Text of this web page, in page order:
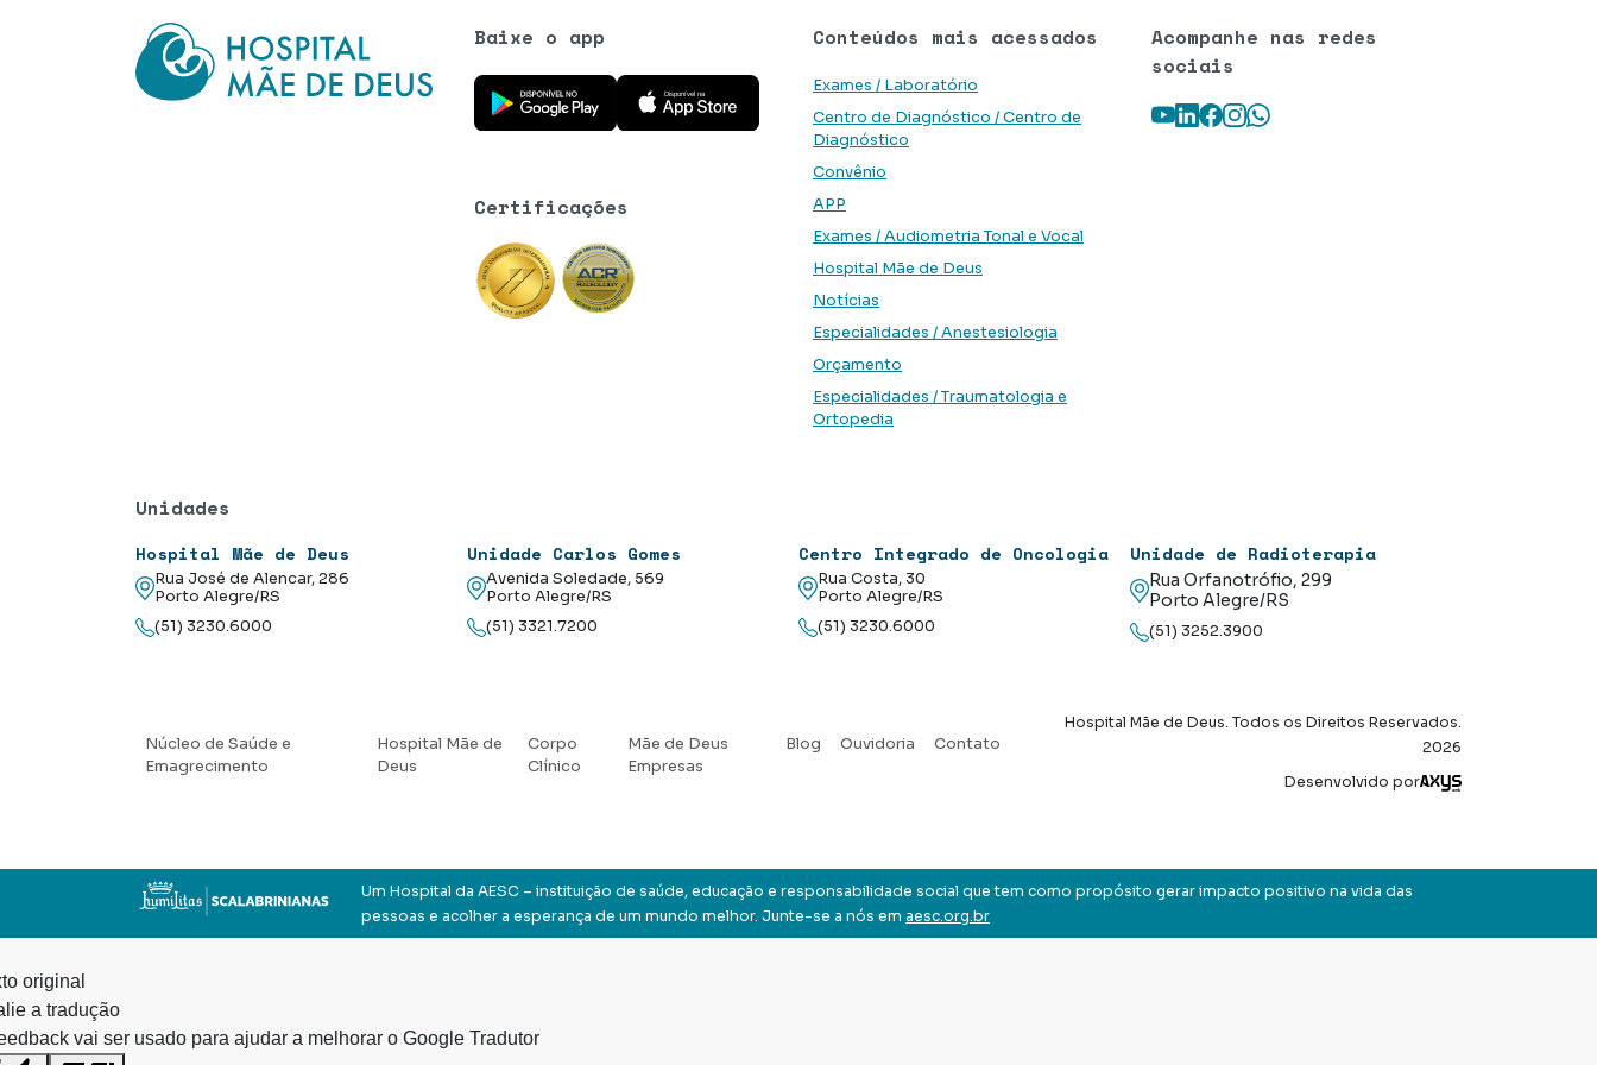
Conteúdos mais acessados
Exames / Laboratório
Centro de Diagnóstico / Centro de
Diagnóstico
Convênio
APP
Exames / Audiometria Tonal e Vocal
Hospital Mãe de Deus
Notícias
Especialidades / Anestesiologia
Orçamento
Especialidades / Traumatologia e
Ortopedia
Baixe o app
Baixe o aplicativo na Google Play Store
Baixe o aplicativo na App Store
Certificações
Acompanhe nas redes
sociais
Youtube
LinkedIn
Facebook
Instagram
WhatsApp
Unidades
Hospital Mãe de Deus
Rua José de Alencar, 286
Porto Alegre/RS
(51) 3230.6000
Unidade Carlos Gomes
Avenida Soledade, 569
Porto Alegre/RS
(51) 3321.7200
Centro Integrado de Oncologia
Rua Costa, 30
Porto Alegre/RS
(51) 3230.6000
Unidade de Radioterapia
Rua Orfanotrófio, 299
Porto Alegre/RS
(51) 3252.3900
Núcleo de Saúde e
Emagrecimento
Hospital Mãe de
Deus
Corpo
Clínico
Mãe de Deus
Empresas
Blog Ouvidoria Contato
Hospital Mãe de Deus. Todos os Direitos Reservados.
2026
Desenvolvido por
Axysweb
Um Hospital da AESC – instituição de saúde, educação e responsabilidade social que tem como propósito gerar impacto positivo na vida das
pessoas e acolher a esperança de um mundo melhor. Junte-se a nós em aesc.org.br
original
a tradução
vai ser usado para ajudar a melhorar o Google Tradutor